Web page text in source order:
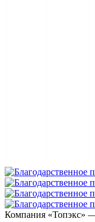
Компания «Топэкс»